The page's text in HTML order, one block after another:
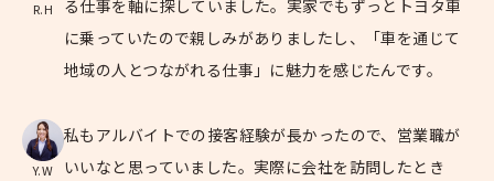
R.H
る仕事を軸に探していました。実家でもずっとトヨタ車
に乗っていたので親しみがありましたし、「車を通じて
地域の人とつながれる仕事」に魅力を感じたんです。
Y.W
私もアルバイトでの接客経験が長かったので、営業職が
いいなと思っていました。実際に会社を訪問したとき